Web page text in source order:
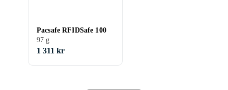
Pacsafe RFIDSafe 100
97 g
1 311 kr